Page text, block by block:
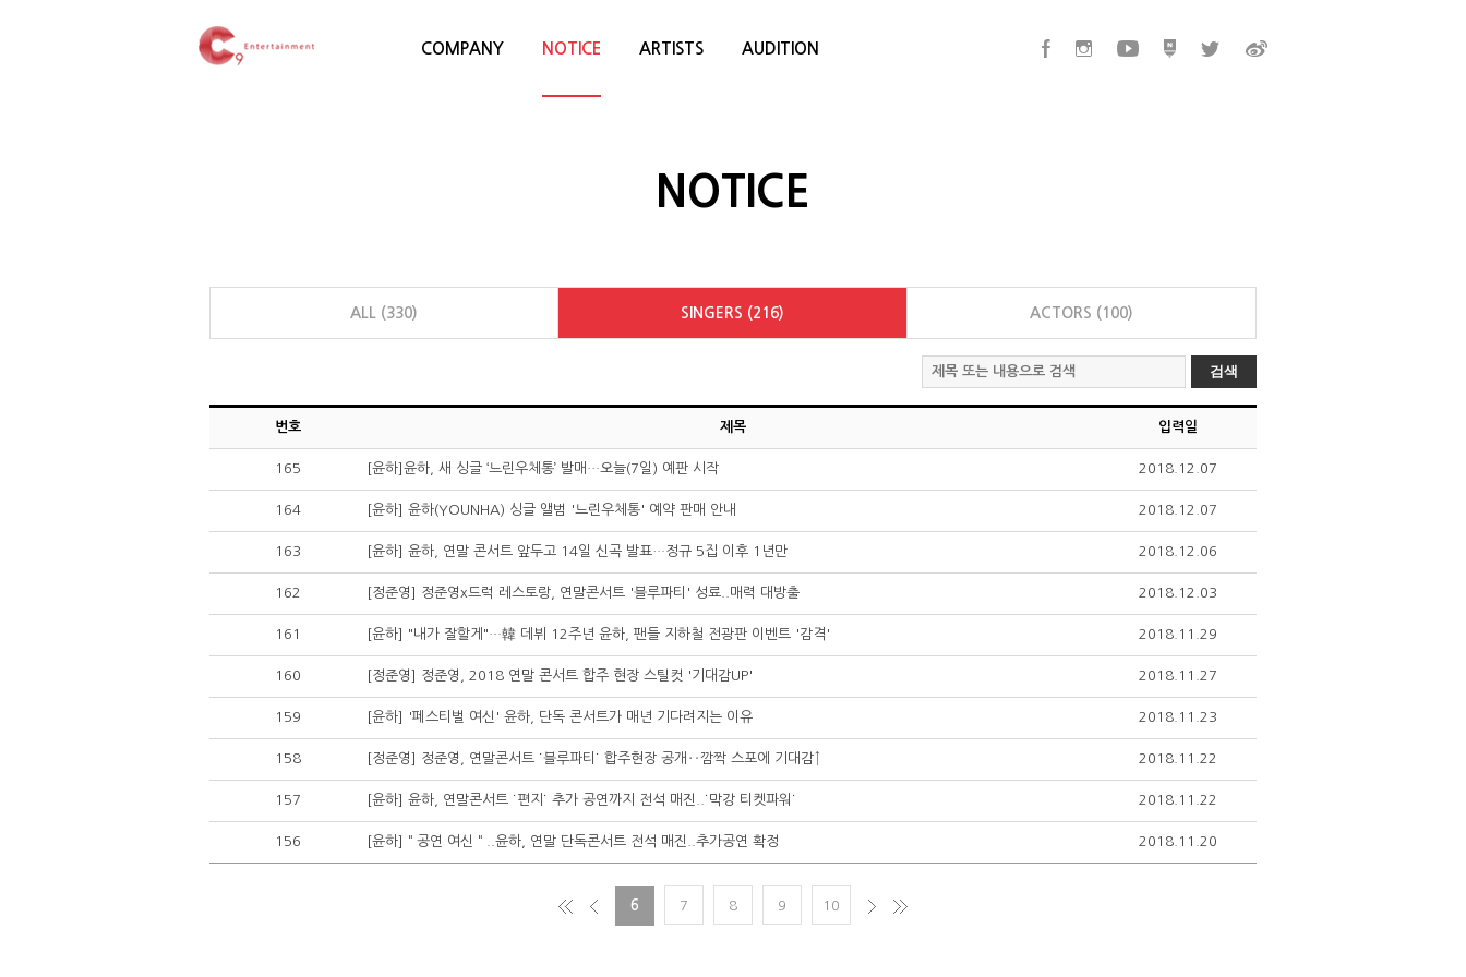
COMPANY NOTICE ARTISTS AUDITION
NOTICE
ALL (330) SINGERS (216) ACTORS (100)
검색
번호 제목 입력일
165 [윤하]윤하, 새 싱글 ‘느린우체통’ 발매…오늘(7일) 예판 시작 2018.12.07
164 [윤하] 윤하(YOUNHA) 싱글 앨범 '느린우체통' 예약 판매 안내 2018.12.07
163 [윤하] 윤하, 연말 콘서트 앞두고 14일 신곡 발표…정규 5집 이후 1년만 2018.12.06
162 [정준영] 정준영x드럭 레스토랑, 연말콘서트 '블루파티' 성료..매력 대방출 2018.12.03
161 [윤하] "내가 잘할게"…韓 데뷔 12주년 윤하, 팬들 지하철 전광판 이벤트 '감격' 2018.11.29
160 [정준영] 정준영, 2018 연말 콘서트 합주 현장 스틸컷 '기대감UP' 2018.11.27
159 [윤하] '페스티벌 여신' 윤하, 단독 콘서트가 매년 기다려지는 이유 2018.11.23
158 [정준영] 정준영, 연말콘서트 ˙블루파티˙ 합주현장 공개‥깜짝 스포에 기대감↑ 2018.11.22
157 [윤하] 윤하, 연말콘서트 ˙편지˙ 추가 공연까지 전석 매진..˙막강 티켓파워˙ 2018.11.22
156 [윤하]＂공연 여신＂..윤하, 연말 단독콘서트 전석 매진..추가공연 확정 2018.11.20
6 7 8 9 10